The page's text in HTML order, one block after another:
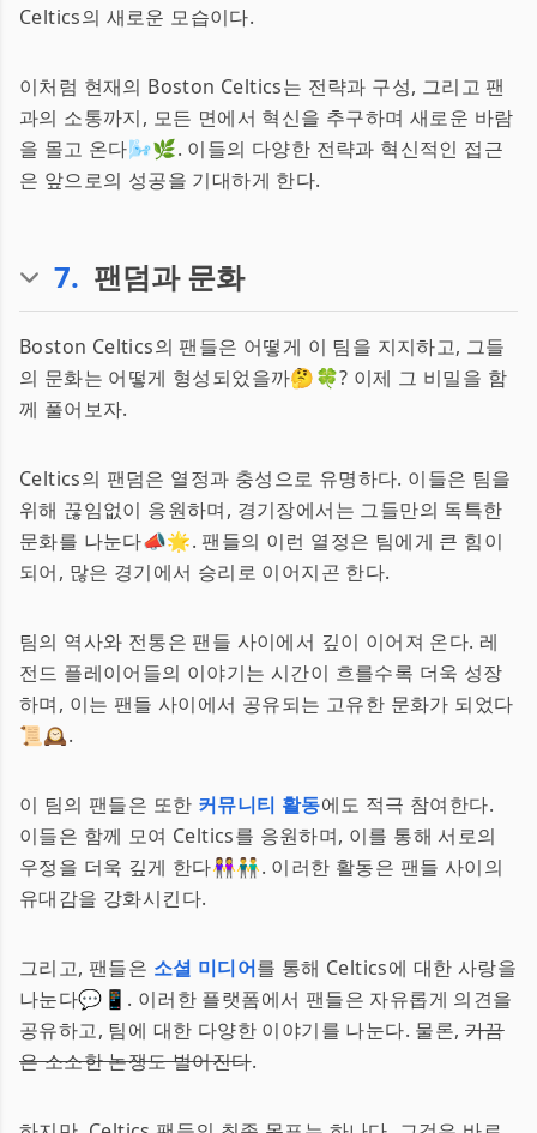
Celtics의 새로운 모습이다.
이처럼 현재의 Boston Celtics는 전략과 구성, 그리고 팬
과의 소통까지, 모든 면에서 혁신을 추구하며 새로운 바람
을 몰고 온다🌬️🌿. 이들의 다양한 전략과 혁신적인 접근
은 앞으로의 성공을 기대하게 한다.
7. 팬덤과 문화
Boston Celtics의 팬들은 어떻게 이 팀을 지지하고, 그들
의 문화는 어떻게 형성되었을까🤔🍀? 이제 그 비밀을 함
께 풀어보자.
Celtics의 팬덤은 열정과 충성으로 유명하다. 이들은 팀을
위해 끊임없이 응원하며, 경기장에서는 그들만의 독특한
문화를 나눈다📣🌟. 팬들의 이런 열정은 팀에게 큰 힘이
되어, 많은 경기에서 승리로 이어지곤 한다.
팀의 역사와 전통은 팬들 사이에서 깊이 이어져 온다. 레
전드 플레이어들의 이야기는 시간이 흐를수록 더욱 성장
하며, 이는 팬들 사이에서 공유되는 고유한 문화가 되었다
📜🕰️.
이 팀의 팬들은 또한 커뮤니티 활동에도 적극 참여한다.
이들은 함께 모여 Celtics를 응원하며, 이를 통해 서로의
우정을 더욱 깊게 한다👭👬. 이러한 활동은 팬들 사이의
유대감을 강화시킨다.
그리고, 팬들은 소셜 미디어를 통해 Celtics에 대한 사랑을
나눈다💬📱. 이러한 플랫폼에서 팬들은 자유롭게 의견을
공유하고, 팀에 대한 다양한 이야기를 나눈다. 물론, 가끔
은 소소한 논쟁도 벌어진다.